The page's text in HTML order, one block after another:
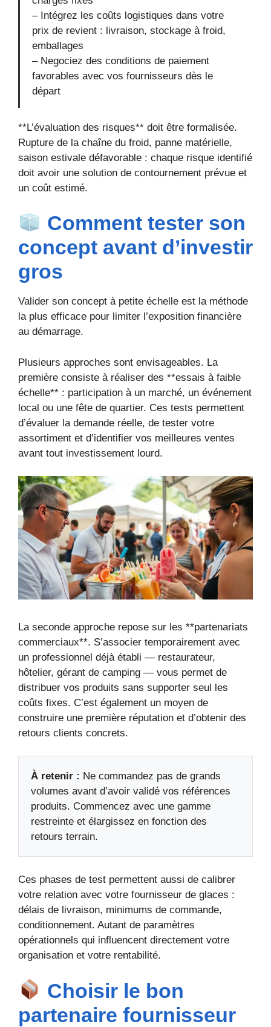
– Intégrez les coûts logistiques dans votre
prix de revient : livraison, stockage à froid,
emballages
– Negociez des conditions de paiement
favorables avec vos fournisseurs dès le
départ
**L’évaluation des risques** doit être formalisée.
Rupture de la chaîne du froid, panne matérielle,
saison estivale défavorable : chaque risque identifié
doit avoir une solution de contournement prévue et
un coût estimé.
Comment tester son
concept avant d’investir
gros
Valider son concept à petite échelle est la méthode
la plus efficace pour limiter l’exposition financière
au démarrage.
Plusieurs approches sont envisageables. La
première consiste à réaliser des **essais à faible
échelle** : participation à un marché, un événement
local ou une fête de quartier. Ces tests permettent
d’évaluer la demande réelle, de tester votre
assortiment et d’identifier vos meilleures ventes
avant tout investissement lourd.
La seconde approche repose sur les **partenariats
commerciaux**. S’associer temporairement avec
un professionnel déjà établi — restaurateur,
hôtelier, gérant de camping — vous permet de
distribuer vos produits sans supporter seul les
coûts fixes. C’est également un moyen de
construire une première réputation et d’obtenir des
retours clients concrets.
À retenir : Ne commandez pas de grands
volumes avant d’avoir validé vos références
produits. Commencez avec une gamme
restreinte et élargissez en fonction des
retours terrain.
Ces phases de test permettent aussi de calibrer
votre relation avec votre fournisseur de glaces :
délais de livraison, minimums de commande,
conditionnement. Autant de paramètres
opérationnels qui influencent directement votre
organisation et votre rentabilité.
Choisir le bon
partenaire fournisseur